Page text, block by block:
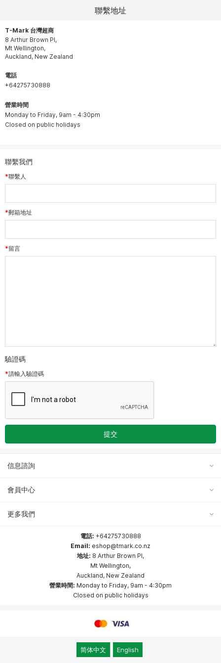
聯繫地址
T-Mark 台灣超商
8 Arthur Brown Pl,
Mt Wellington,
Auckland, New Zealand
電話
+64275730888
營業時間
Monday to Friday, 9am - 4:30pm
Closed on public holidays
聯繫我們
聯繫人
郵箱地址
留言
驗證碼
請輸入驗證碼
信息諮詢
付款方式
退貨政策
會員中心
收藏列表
訂閱咨詢
更多我們
Facebook
Instagram
小紅書
電話: +64275730888
Email: eshop@tmark.co.nz
地址: 8 Arthur Brown Pl,
Mt Wellington,
Auckland, New Zealand
營業時間: Monday to Friday, 9am - 4:30pm
Closed on public holidays
简体中文 English